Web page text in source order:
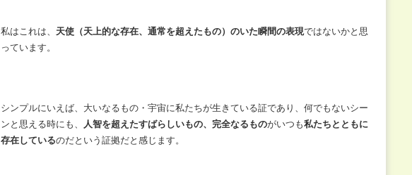
私はこれは、 天使（天上的な存在、通常を超えたもの）のいた瞬間の表現ではないかと思
っています。
シンプルにいえば、大いなるもの・宇宙に私たちが生きている証であり、何でもないシー
ンと思える時にも、 人智を超えたすばらしいもの、完全なるものがいつも私たちとともに
存在しているのだという証拠だと感じます。